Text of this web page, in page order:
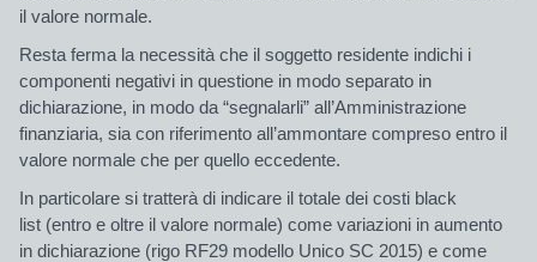
il valore normale.
Resta ferma la necessità che il soggetto residente indichi i
componenti negativi in questione in modo separato in
dichiarazione, in modo da “segnalarli” all’Amministrazione
finanziaria, sia con riferimento all’ammontare compreso entro il
valore normale che per quello eccedente.
In particolare si tratterà di indicare il totale dei costi black
list (entro e oltre il valore normale) come variazioni in aumento
in dichiarazione (rigo RF29 modello Unico SC 2015) e come